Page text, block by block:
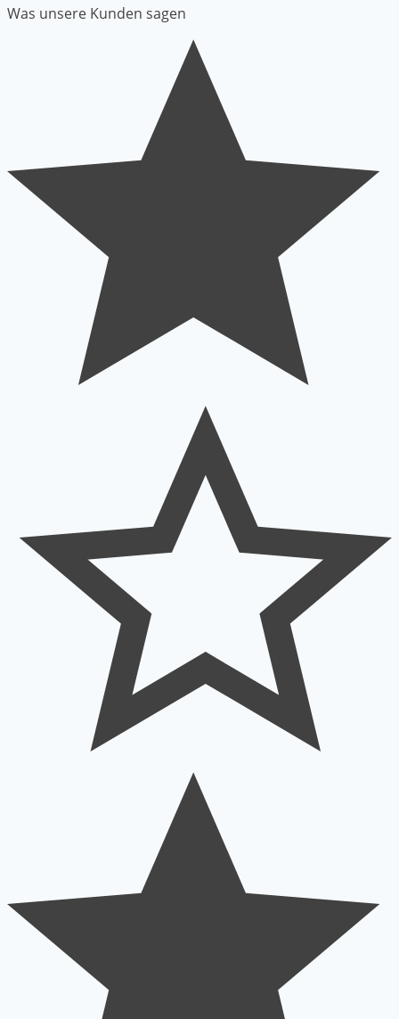
Was unsere Kunden sagen